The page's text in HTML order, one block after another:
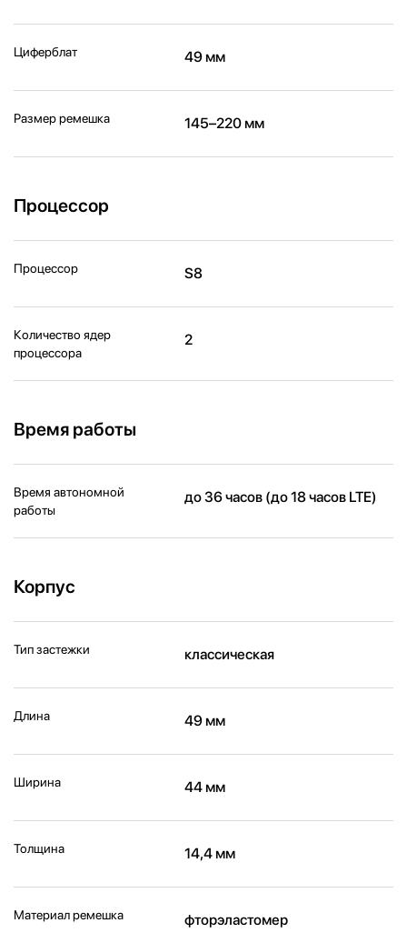
Циферблат 49 мм
Размер ремешка 145–220 мм
Процессор
Процессор S8
Количество ядер
процессора
2
Время работы
Время автономной
работы
до 36 часов (до 18 часов LTE)
Корпус
Тип застежки классическая
Длина 49 мм
Ширина 44 мм
Толщина 14,4 мм
Материал ремешка фторэластомер